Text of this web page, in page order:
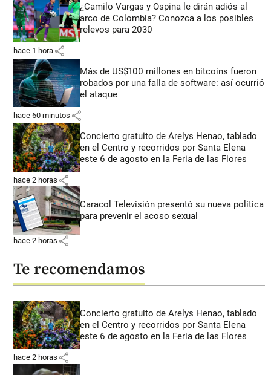
¿Camilo Vargas y Ospina le dirán adiós al
arco de Colombia? Conozca a los posibles
relevos para 2030
hace 1 hora share
Más de US$100 millones en bitcoins fueron
robados por una falla de software: así ocurrió
el ataque
hace 60 minutos share
Concierto gratuito de Arelys Henao, tablado
en el Centro y recorridos por Santa Elena
este 6 de agosto en la Feria de las Flores
hace 2 horas share
Caracol Televisión presentó su nueva política
para prevenir el acoso sexual
hace 2 horas share
Te recomendamos
Concierto gratuito de Arelys Henao, tablado
en el Centro y recorridos por Santa Elena
este 6 de agosto en la Feria de las Flores
hace 2 horas share